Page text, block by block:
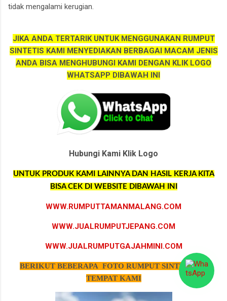
tidak mengalami kerugian.
JIKA ANDA TERTARIK UNTUK MENGGUNAKAN RUMPUT
SINTETIS KAMI MENYEDIAKAN BERBAGAI MACAM JENIS
ANDA BISA MENGHUBUNGI KAMI DENGAN KLIK LOGO
WHATSAPP DIBAWAH INI
Hubungi Kami Klik Logo
UNTUK PRODUK KAMI LAINNYA DAN HASIL KERJA KITA
BISA CEK DI WEBSITE DIBAWAH INI
WWW.RUMPUTTAMANMALANG.COM
WWW.JUALRUMPUTJEPANG.COM
WWW.JUALRUMPUTGAJAHMINI.COM
BERIKUT BEBERAPA FOTO RUMPUT SINTETIS DI
TEMPAT KAMI